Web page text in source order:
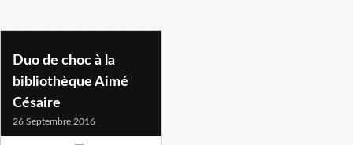
dany laferriere
Duo de choc à la
bibliothèque Aimé
Césaire
26 Septembre 2016